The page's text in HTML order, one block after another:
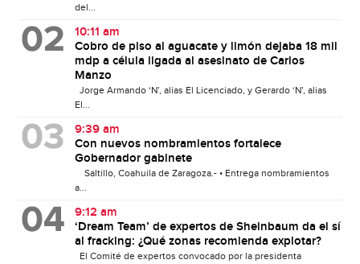
del...
10:11 am
Cobro de piso al aguacate y limón dejaba 18 mil
mdp a célula ligada al asesinato de Carlos
Manzo
Jorge Armando ‘N’, alias El Licenciado, y Gerardo ‘N’, alias
El...
9:39 am
Con nuevos nombramientos fortalece
Gobernador gabinete
Saltillo, Coahuila de Zaragoza.- • Entrega nombramientos
a...
9:12 am
‘Dream Team’ de expertos de Sheinbaum da el sí
al fracking: ¿Qué zonas recomienda explotar?
El Comité de expertos convocado por la presidenta